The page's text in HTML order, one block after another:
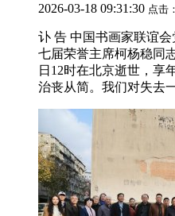
2026-03-18 09:31:30 点击：
讣 告 中国书画家联谊
七届荣誉主席柯杨稳同
日12时在北京逝世，享
治丧从简。我们对失去